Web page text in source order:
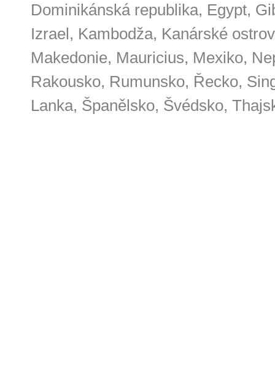
Dominikánská republika, Egypt,
Izrael, Kambodža, Kanárské
Makedonie, Mauricius, Mexiko,
Rakousko, Rumunsko, Řecko,
Lanka, Španělsko, Švédsko,